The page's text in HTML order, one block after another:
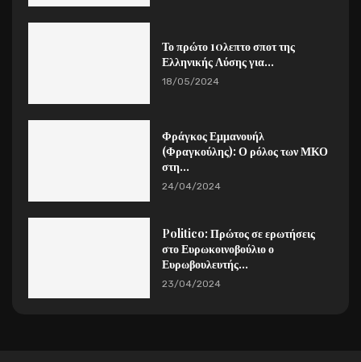
Το πρώτο 10λεπτο σποτ της
Ελληνικής Λύσης για...
18/05/2024
Φράγκος Εμμανουήλ
(Φραγκούλης): Ο ρόλος των ΜΚΟ
στη...
24/04/2024
Politico: Πρώτος σε ερωτήσεις
στο Ευρωκοινοβούλιο ο
Ευρωβουλευτής...
23/04/2024